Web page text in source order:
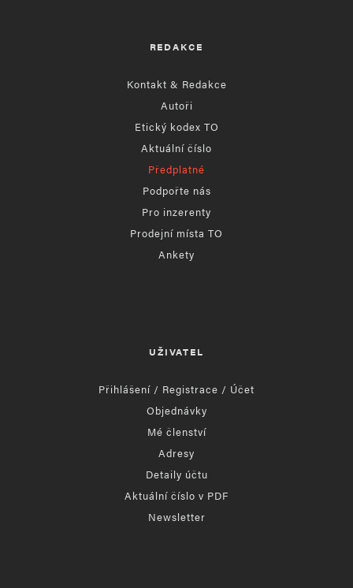
REDAKCE
Kontakt & Redakce
Autoři
Etický kodex TO
Aktuální číslo
Předplatné
Podpořte nás
Pro inzerenty
Prodejní místa TO
Ankety
UŽIVATEL
Přihlášení / Registrace / Účet
Objednávky
Mé členství
Adresy
Detaily účtu
Aktuální číslo v PDF
Newsletter